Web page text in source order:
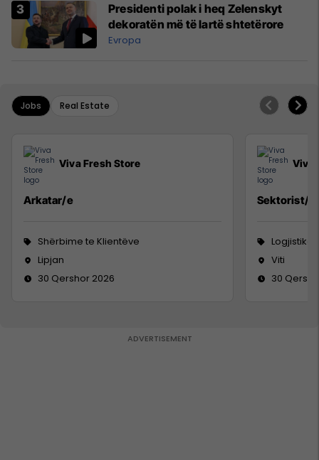
Presidenti polak i heq Zelenskyt
dekoratën më të lartë shtetërore
Evropa
Jobs Real Estate
Viva Fresh Store
Arkatar/e
Shërbime te Klientëve
Lipjan
30 Qershor 2026
Viva
Sektorist/e
Logjistikë
Viti
30